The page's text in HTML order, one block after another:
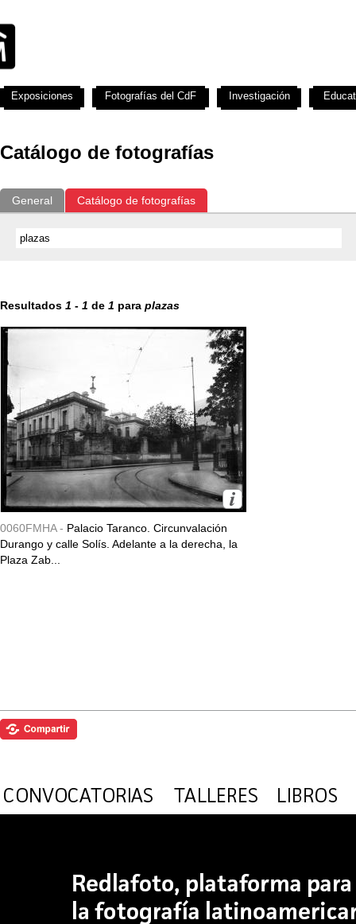
Catálogo de fotografías
General Catálogo de fotografías
Resultados 1 - 1 de 1 para plazas
0060FMHA - Palacio Taranco. Circunvalación
Durango y calle Solís. Adelante a la derecha, la
Plaza Zab...
Exposiciones Fotografías del CdF Investigación